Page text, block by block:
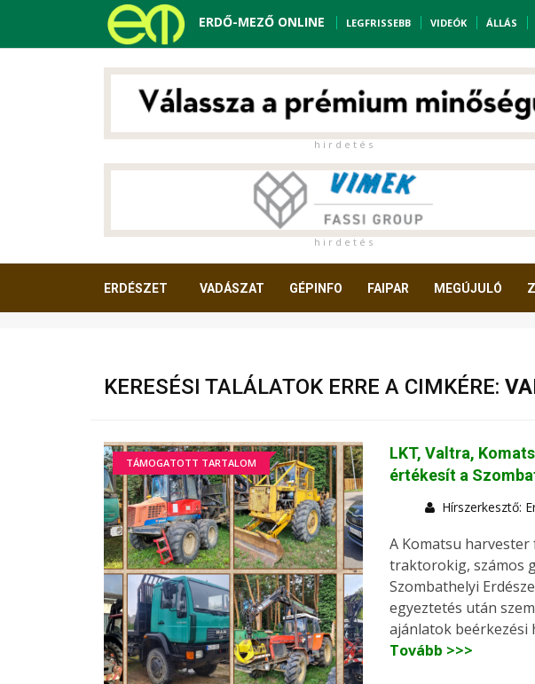
ERDŐ-MEZŐ ONLINE LEGFRISSEBB VIDEÓK ÁLLÁS
h i r d e t é s
h i r d e t é s
ERDÉSZET VADÁSZAT GÉPINFO FAIPAR MEGÚJULÓ
KERESÉSI TALÁLATOK ERRE A CIMKÉRE:
TÁMOGATOTT TARTALOM
LKT, Valtra,
értékesít a
Hírszerkesztő:
A Komatsu
traktorokig, számos
Szombathelyi
egyeztetés után
ajánlatok beérkezési
Tovább >>>